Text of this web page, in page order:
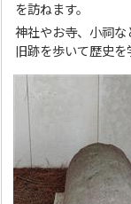
を訪ねます。
神社やお寺、小祠
旧跡を歩いて歴史